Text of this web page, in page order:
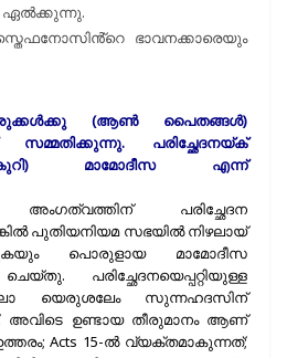
ഏൽക്കുന്നു.
ഭാവനക്കാരെയും
(ആൺ പൈതങ്ങൾ)
പരിച്ഛേദനയ്ക്
മാമോദീസ എന്ന്
പരിച്ഛേദന
പുതിയനിയമ സഭയിൽ നിഴലായ്
പൊരുളായ മാമോദീസ
പരിച്ഛേദനയെപ്പറ്റിയുള്ള
യെരുശലേം സുന്നഹദസിന്‌
അവിടെ ഉണ്ടായ തീരുമാനം ആണ്
Acts 15-ൽ വ്യക്തമാകുന്നത്;